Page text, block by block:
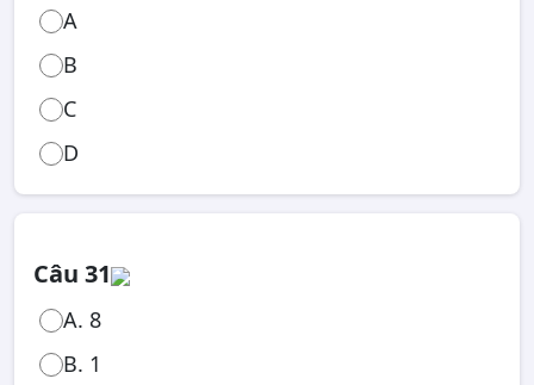
A
B
C
D
Câu 31
A. 8
B. 1